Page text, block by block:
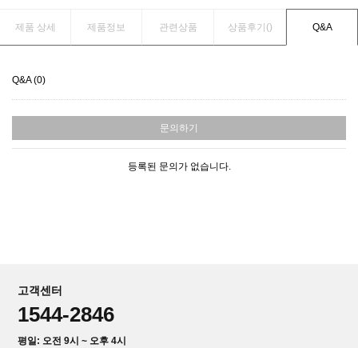
제품 상세 제품정보 관련상품 상품후기() Q&A
Q&A (0)
문의하기
등록된 문의가 없습니다.
고객센터
1544-2846
평일: 오전 9시 ~ 오후 4시